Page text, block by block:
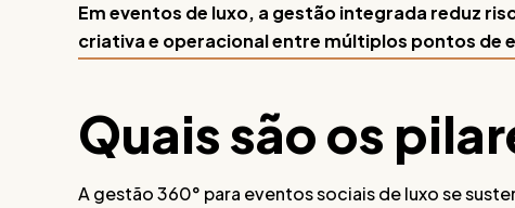
Em eventos de luxo, a gestão integrada reduz
criativa e operacional entre múltiplos pontos de
Quais são os
A gestão 360° para eventos sociais de luxo se